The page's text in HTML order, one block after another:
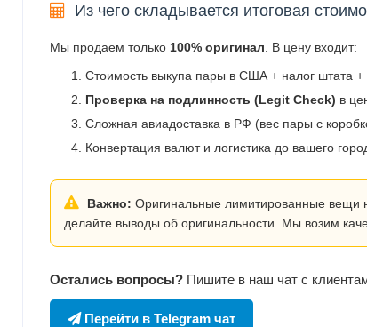
Из чего складывается итоговая
Мы продаем только 100% оригинал . В цену входит:
Стоимость выкупа пары в США + налог штата +
Проверка на подлинность (Legit Check) в
Сложная авиадоставка в РФ (вес пары с
Конвертация валют и логистика до вашего
Важно: Оригинальные лимитированные вещи
делайте выводы об оригинальности. Мы возим
Остались вопросы? Пишите в наш чат с
Перейти в Telegram чат